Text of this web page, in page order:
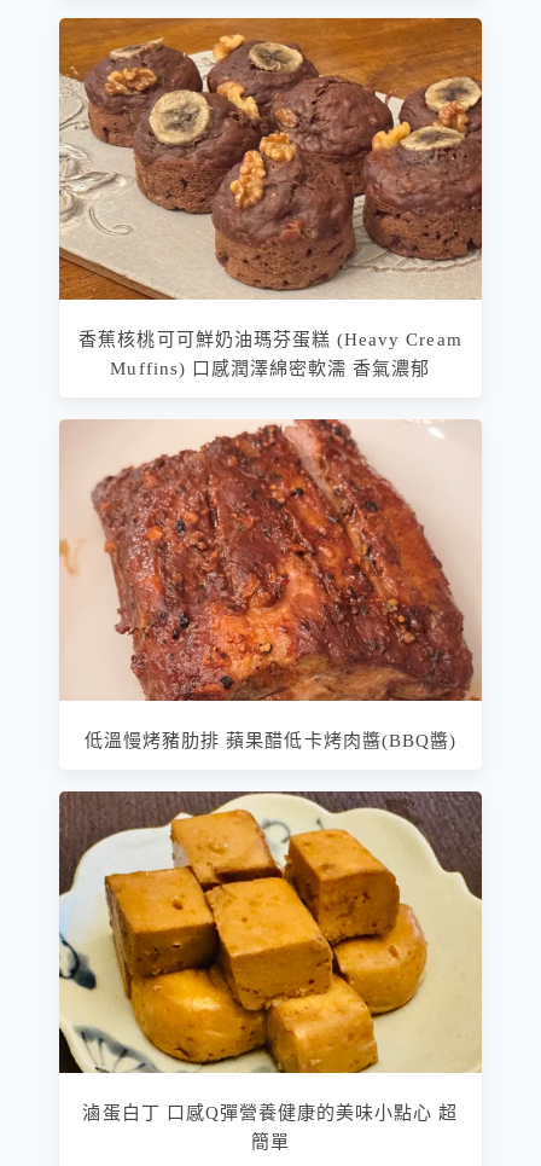
香蕉核桃可可鮮奶油瑪芬蛋糕 (Heavy Cream
Muffins) 口感潤澤綿密軟濡 香氣濃郁
低溫慢烤豬肋排 蘋果醋低卡烤肉醬(BBQ醬)
滷蛋白丁 口感Q彈營養健康的美味小點心 超
簡單